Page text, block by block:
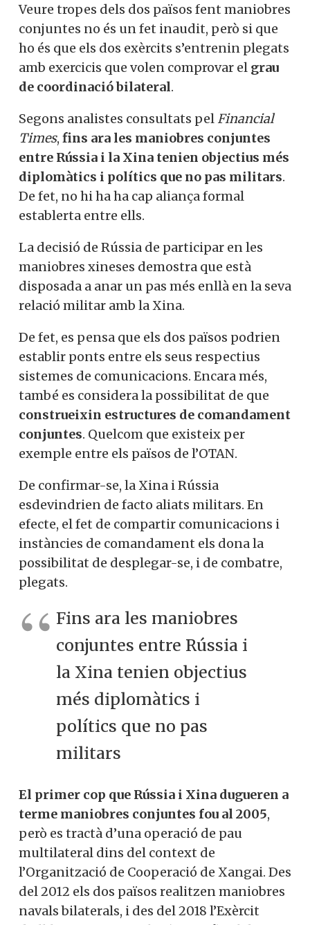
Veure tropes dels dos països fent maniobres
conjuntes no és un fet inaudit, però si que
ho és que els dos exèrcits s’entrenin plegats
amb exercicis que volen comprovar el grau
de coordinació bilateral.
Segons analistes consultats pel Financial
Times, fins ara les maniobres conjuntes
entre Rússia i la Xina tenien objectius més
diplomàtics i polítics que no pas militars.
De fet, no hi ha ha cap aliança formal
establerta entre ells.
La decisió de Rússia de participar en les
maniobres xineses demostra que està
disposada a anar un pas més enllà en la seva
relació militar amb la Xina.
De fet, es pensa que els dos països podrien
establir ponts entre els seus respectius
sistemes de comunicacions. Encara més,
també es considera la possibilitat de que
construeixin estructures de comandament
conjuntes. Quelcom que existeix per
exemple entre els països de l’OTAN.
De confirmar-se, la Xina i Rússia
esdevindrien de facto aliats militars. En
efecte, el fet de compartir comunicacions i
instàncies de comandament els dona la
possibilitat de desplegar-se, i de combatre,
plegats.
Fins ara les maniobres
conjuntes entre Rússia i
la Xina tenien objectius
més diplomàtics i
polítics que no pas
militars
El primer cop que Rússia i Xina dugueren a
terme maniobres conjuntes fou al 2005,
però es tractà d’una operació de pau
multilateral dins del context de
l’Organització de Cooperació de Xangai. Des
del 2012 els dos països realitzen maniobres
navals bilaterals, i des del 2018 l’Exèrcit